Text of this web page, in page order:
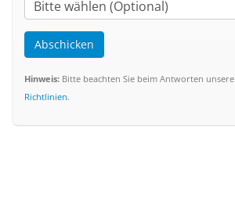
Abschicken
Hinweis: Bitte beachten Sie beim Antworten unsere
Richtlinien.